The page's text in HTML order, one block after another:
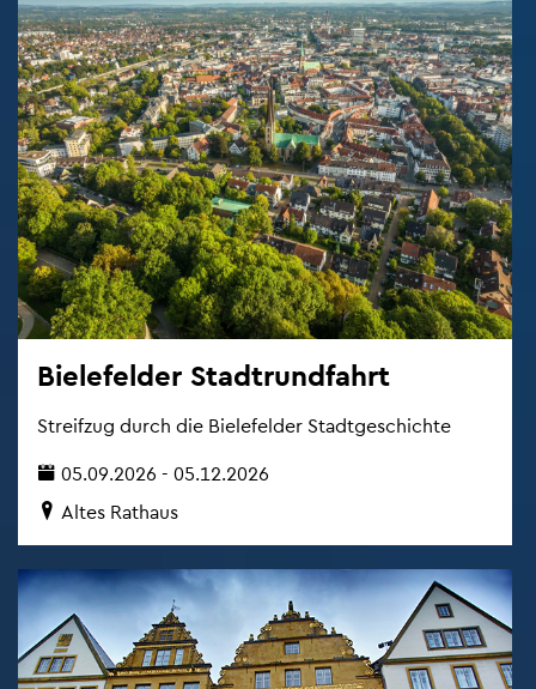
Bie­le­fel­der Stadt­rund­fahrt
Streif­zug durch die Bie­le­fel­der Stadt­ge­schich­te
05.09.2026 - 05.12.2026
Altes Rat­haus